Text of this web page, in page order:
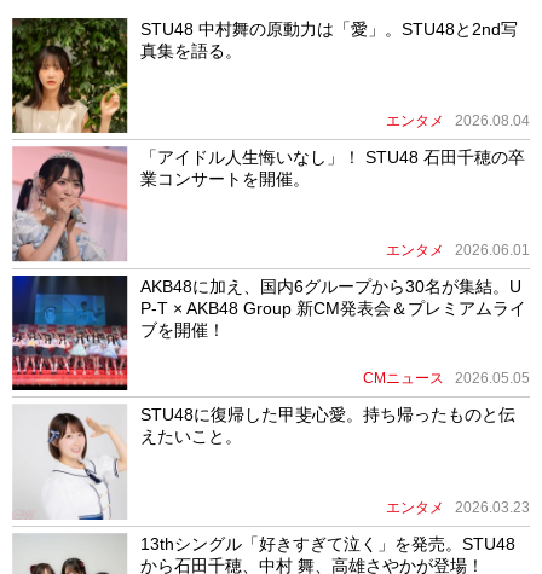
STU48 中村舞の原動力は「愛」。STU48と2nd写
真集を語る。
エンタメ 2026.08.04
「アイドル人生悔いなし」！ STU48 石田千穂の卒
業コンサートを開催。
エンタメ 2026.06.01
AKB48に加え、国内6グループから30名が集結。U
P-T × AKB48 Group 新CM発表会＆プレミアムライ
ブを開催！
CMニュース 2026.05.05
STU48に復帰した甲斐心愛。持ち帰ったものと伝
えたいこと。
エンタメ 2026.03.23
13thシングル「好きすぎて泣く」を発売。STU48
から石田千穂、中村 舞、高雄さやかが登場！